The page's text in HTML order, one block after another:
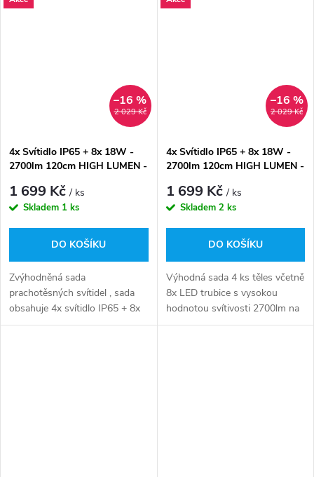
2 029 Kč
–16 %
4x Svítidlo IP65 + 8x 18W -
2700lm 120cm HIGH LUMEN -
1 699 Kč/ ks
Skladem 1 ks
DO KOŠÍKU
Zvýhodněná sada
prachotěsných svítidel , sada
obsahuje 4x svítidlo IP65 + 8x
LED trubice. Svítidla je nutné
2 029 Kč
–16 %
4x Svítidlo IP65 + 8x 18W -
2700lm 120cm HIGH LUMEN -
1 699 Kč/ ks
Skladem 2 ks
DO KOŠÍKU
Výhodná sada 4 ks těles včetně
8x LED trubice s vysokou
hodnotou svítivosti 2700lm na
1ks LED trubice. Ideální